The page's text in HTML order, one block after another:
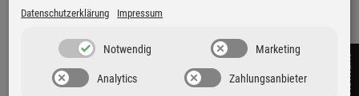
Kopfhörerständer
Kopfhörerständer
Kontakt
Datenschutzerklärung Impressum
Notwendig Marketing
Analytics Zahlungsanbieter